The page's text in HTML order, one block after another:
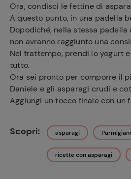
Ora, condisci le fettine di
A questo punto, in una padella
Dopodiché, nella stessa
non avranno raggiunto una
Nel frattempo, prendi lo yogurt
tutto.
Ora sei pronto per comporre il
Daniele e gli asparagi crudi e
Aggiungi un tocco finale con un
Scopri: asparagi
ricette con asparagi